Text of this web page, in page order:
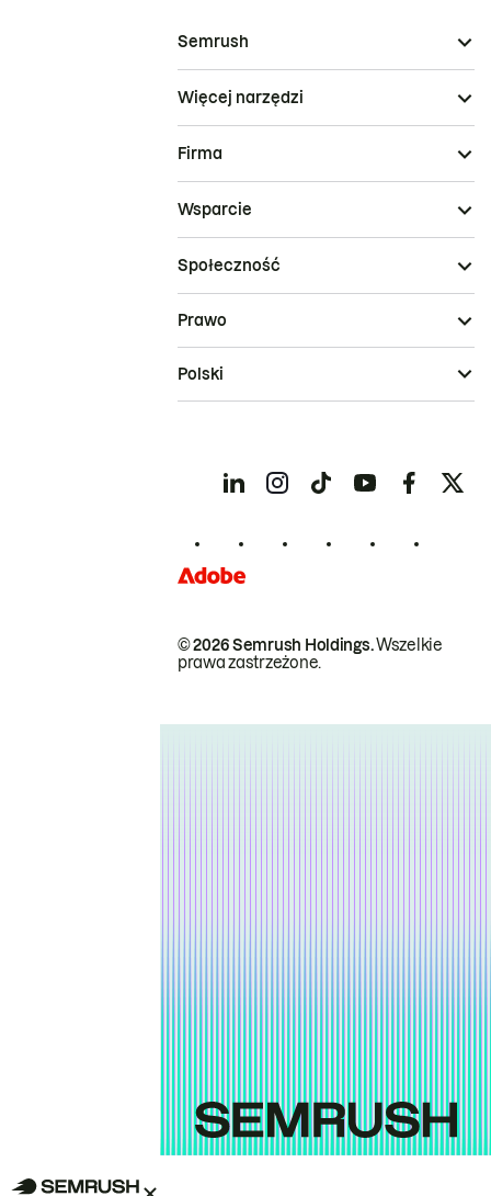
Semrush
Więcej narzędzi
Firma
Wsparcie
Społeczność
© 2026 Semrush Holdings.Wszelkie
prawa zastrzeżone.
Prawo
Polski